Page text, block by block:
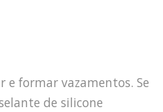
e formar vazamentos. Se
de silicone